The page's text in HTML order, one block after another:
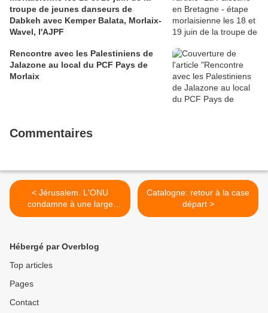
troupe de jeunes danseurs de
Dabkeh avec Kemper Balata, Morlaix-
Wavel, l'AJPF
Rencontre avec les Palestiniens de
Jalazone au local du PCF Pays de
Morlaix
Commentaires
< Jérusalem. L'ONU
condamne à une large
majorité la décision
Catalogne: retour à la case
départ >
Hébergé par Overblog
Top articles
Pages
Contact